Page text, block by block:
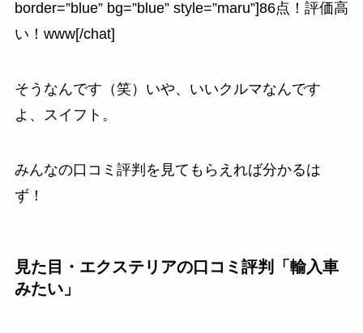
border=”blue” bg=”blue” style=”maru”]86点！評価高
い！www[/chat]
そうなんです（笑）いや、いいクルマなんです
よ、スイフト。
みんなの口コミ評判を見てもらえれば分かるは
ず！
見た目・エクステリアの口コミ評判「輸入車
みたい」